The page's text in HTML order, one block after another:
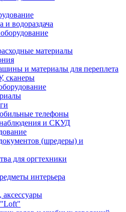
и водораздача
материалы
и материалы для переплета
сканеры
телефоны
и СКУД
(шредеры) и
для оргтехники
интерьера
аксессуары
"Loft"